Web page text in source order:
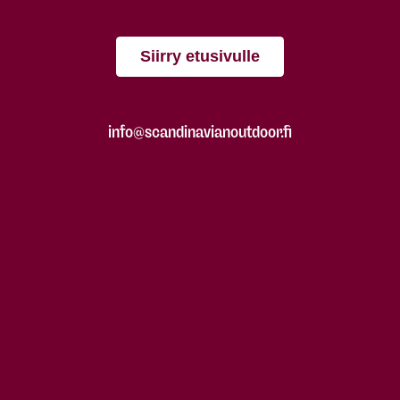
Siirry etusivulle
info@scandinavianoutdoor.fi